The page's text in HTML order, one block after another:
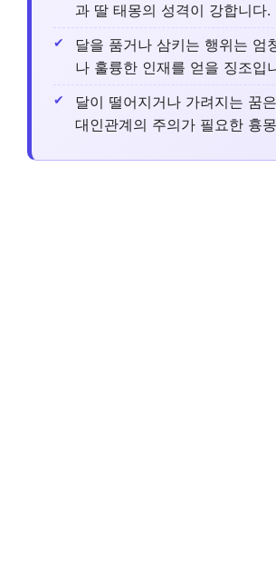
과 딸 태몽의 성격이 강합니다.
달을 품거나 삼키는 행위는 엄
나 훌륭한 인재를 얻을 징조입
달이 떨어지거나 가려지는 꿈
대인관계의 주의가 필요한 흉